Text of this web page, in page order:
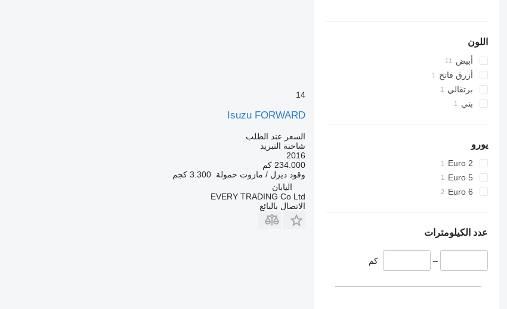
اللون
أبيض
أزرق فاتح
برتقالي
بني
يورو
Euro 2
Euro 5
Euro 6
عدد الكيلومترات
– كم
14
Isuzu FORWARD
السعر عند الطلب
شاحنة التبريد
2016
234.000 كم
وقود ديزل / مازوت حمولة 3.300 كجم
اليابان
EVERY TRADING Co Ltd
الاتصال بالبائع